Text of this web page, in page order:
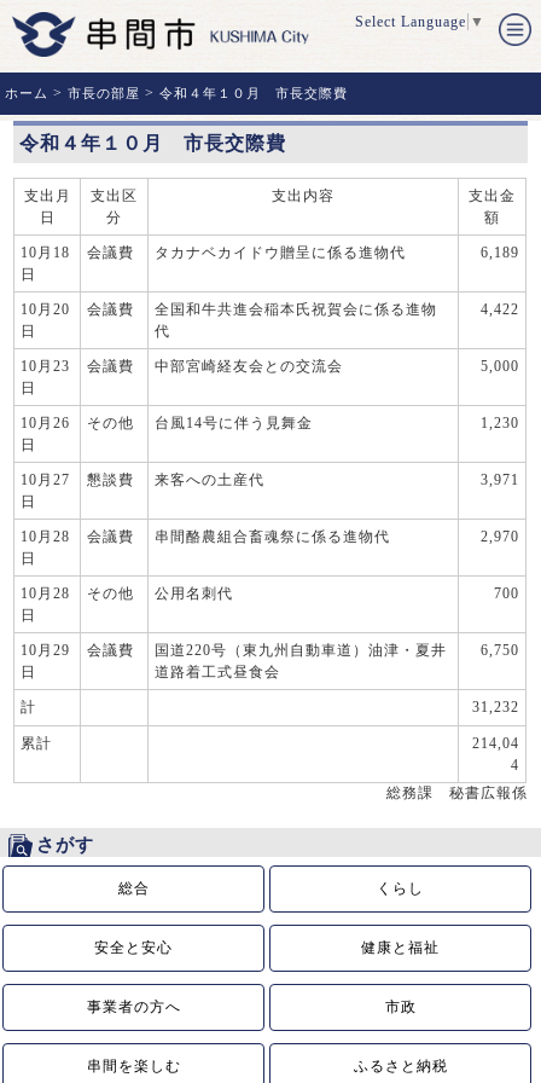
Select Language ▼
ホーム >市長の部屋 >令和４年１０月 市長交際費
令和４年１０月 市長交際費
支出月
日
支出区
分
支出内容
支出金
額
10月18
日
会議費 タカナベカイドウ贈呈に係る進物代 6,189
10月20
日
会議費
全国和牛共進会稲本氏祝賀会に係る進物
代
4,422
10月23
日
会議費 中部宮崎経友会との交流会 5,000
10月26
日
その他 台風14号に伴う見舞金 1,230
10月27
日
懇談費 来客への土産代 3,971
10月28
日
会議費 串間酪農組合畜魂祭に係る進物代 2,970
10月28
日
その他 公用名刺代 700
10月29
日
会議費
国道220号（東九州自動車道）油津・夏井
道路着工式昼食会
6,750
計 31,232
累計
214,04
4
総務課 秘書広報係
さがす
総合 くらし
安全と安心 健康と福祉
事業者の方へ 市政
串間を楽しむ ふるさと納税